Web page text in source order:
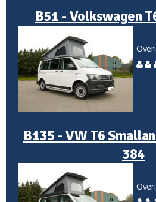
B51 - Volkswagen
B135 - VW T6
384